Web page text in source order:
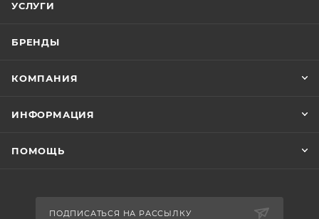
УСЛУГИ
БРЕНДЫ
КОМПАНИЯ
ИНФОРМАЦИЯ
ПОМОЩЬ
ПОДПИСАТЬСЯ НА РАССЫЛКУ